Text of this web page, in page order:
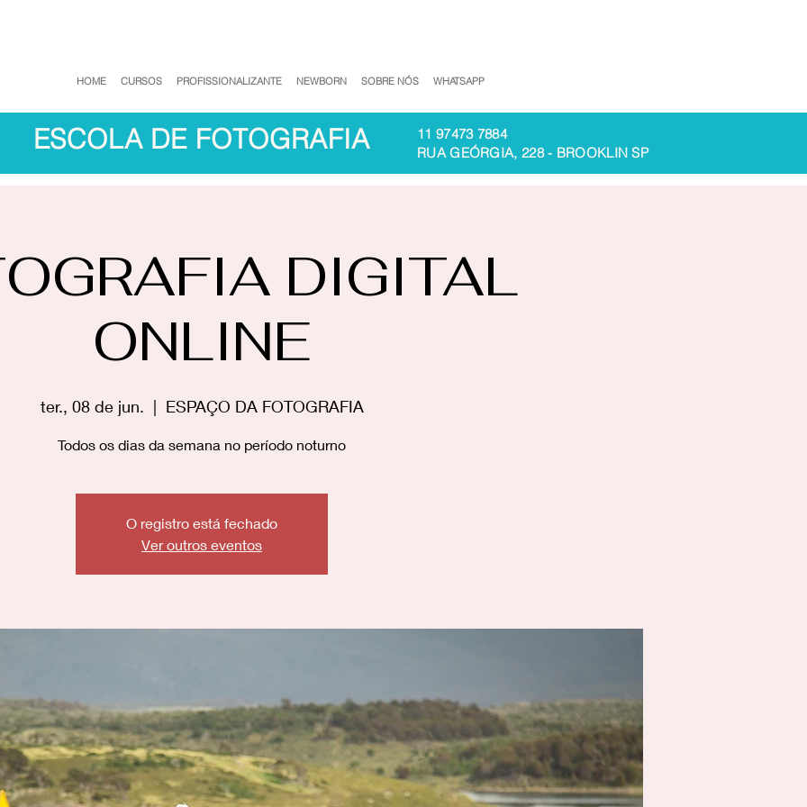
ESCOLA DE FOTOGRAFIA
11 97473 7884
RUA GEÓRGIA, 228 - BROOKLIN SP
HOME CURSOS PROFISSIONALIZANTE NEWBORN SOBRE NÓS WHATSAPP
DIGITAL
ONLINE
ter., 08 de jun.
  |
ESPAÇO DA FOTOGRAFIA
Todos os dias da semana no período noturno
O registro está fechado
Ver outros eventos